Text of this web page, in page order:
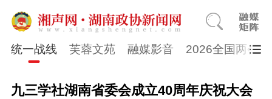
统一战线 芙蓉文苑 融媒影音 2026全国两会
九三学社湖南省委会成立40周年庆祝大会